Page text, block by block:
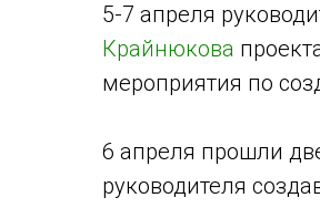
5-7 апреля
Крайнюкова
мероприятия по
6 апреля прошли
руководителя